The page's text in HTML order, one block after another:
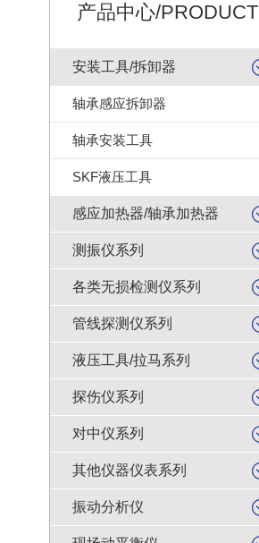
产品中心/PRODUCT
安装工具/拆卸器
轴承感应拆卸器
轴承安装工具
SKF液压工具
感应加热器/轴承加热器
测振仪系列
各类无损检测仪系列
管线探测仪系列
液压工具/拉马系列
探伤仪系列
对中仪系列
其他仪器仪表系列
振动分析仪